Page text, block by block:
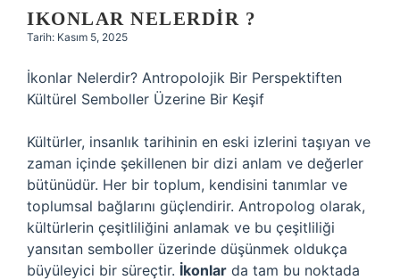
IKONLAR NELERDIR ?
Tarih: Kasım 5, 2025
İkonlar Nelerdir? Antropolojik Bir Perspektiften
Kültürel Semboller Üzerine Bir Keşif
Kültürler, insanlık tarihinin en eski izlerini taşıyan ve
zaman içinde şekillenen bir dizi anlam ve değerler
bütünüdür. Her bir toplum, kendisini tanımlar ve
toplumsal bağlarını güçlendirir. Antropolog olarak,
kültürlerin çeşitliliğini anlamak ve bu çeşitliliği
yansıtan semboller üzerinde düşünmek oldukça
büyüleyici bir süreçtir. İkonlar da tam bu noktada